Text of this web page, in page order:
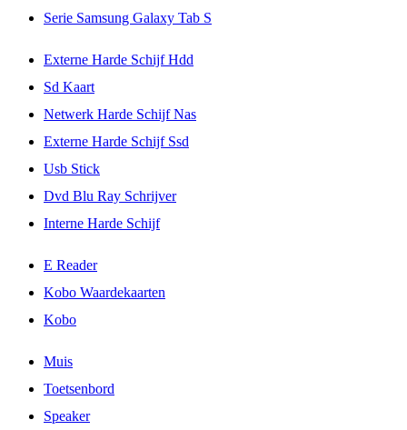
Serie Samsung Galaxy Tab S
Externe Harde Schijf Hdd
Sd Kaart
Netwerk Harde Schijf Nas
Externe Harde Schijf Ssd
Usb Stick
Dvd Blu Ray Schrijver
Interne Harde Schijf
E Reader
Kobo Waardekaarten
Kobo
Muis
Toetsenbord
Speaker